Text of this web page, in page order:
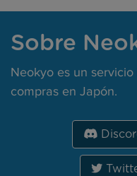
Sobre
Neokyo es un
compras en Japón.